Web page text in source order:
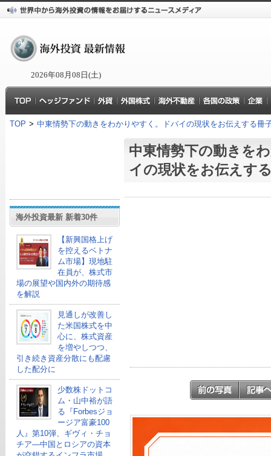
2026年08月08日(土)
TOP > 中東情勢下の動きをわかりやすく。ドバイの現状をお伝えする冊
海外投資最新 新着30件
【新興国格上げ
を控えるベトナ
ム市場】現地駐
在員が、株式市
場の展望や国内外の期待感
を解説
見通しが改善し
た米国株式を中
心に、株式資産
を増やしつつ、
引き続き資産分散にも配慮
した配分に
少数株ドットコ
ム・山中裕が語
る『Forbesジョ
ージア富豪100
人』第10弾、ギヴィ・チョ
チア―中国とロシアの資本
中東情勢下の動きを
イの現状をお伝えす